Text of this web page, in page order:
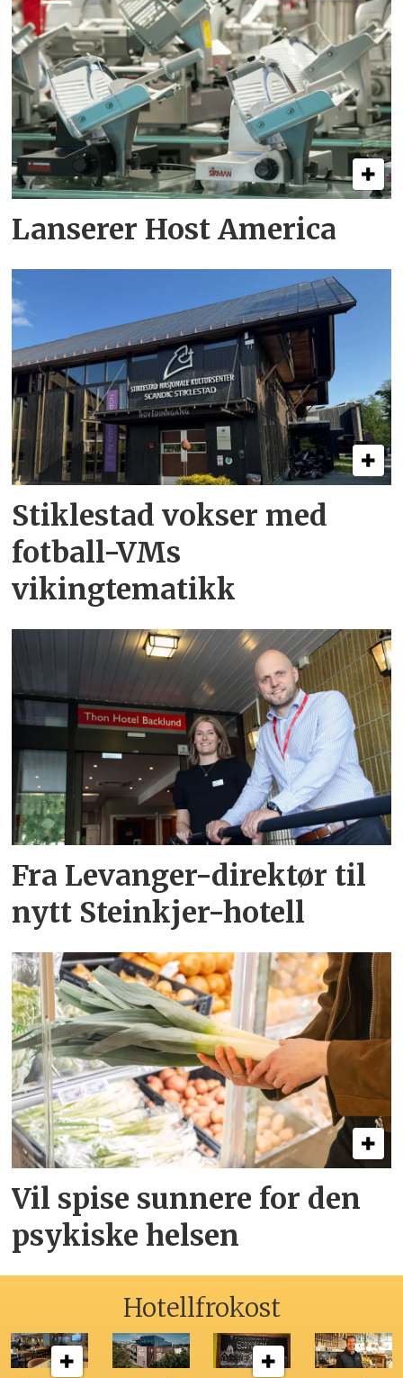
Lanserer Host America
Stiklestad vokser med
fotball-VMs
vikingtematikk
Fra Levanger-direktør til
nytt Steinkjer-hotell
Vil spise sunnere for den
psykiske helsen
Hotellfrokost